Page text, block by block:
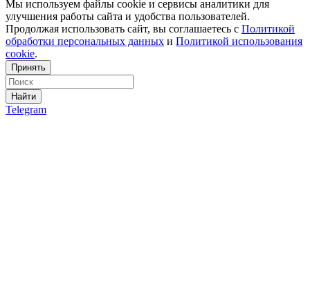
Мы используем файлы cookie и сервисы аналитики для
улучшения работы сайта и удобства пользователей.
Продолжая использовать сайт, вы соглашаетесь с Политикой
обработки персональных данных и Политикой использования
cookie.
Принять
Найти
Telegram